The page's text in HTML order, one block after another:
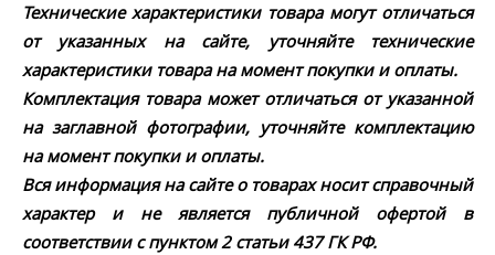
Технические характеристики товара могут отличаться
от указанных на сайте, уточняйте технические
характеристики товара на момент покупки и оплаты.
Комплектация товара может отличаться от указанной
на заглавной фотографии, уточняйте комплектацию
на момент покупки и оплаты.
Вся информация на сайте о товарах носит справочный
характер и не является публичной офертой в
соответствии с пунктом 2 статьи 437 ГК РФ.